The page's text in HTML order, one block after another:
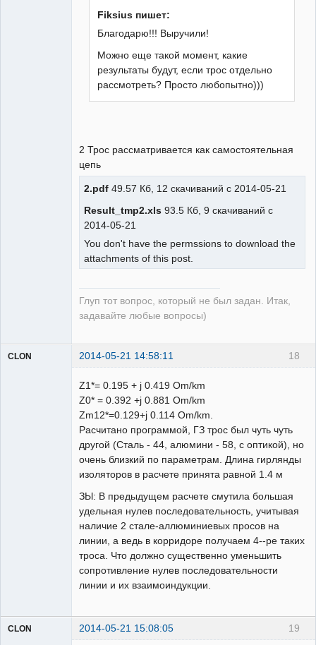
Fiksius пишет:
Благодарю!!! Выручили!
Можно еще такой момент, какие
результаты будут, если трос отдельно
рассмотреть? Просто любопытно)))
2 Трос рассматривается как самостоятельная
цепь
2.pdf 49.57 Кб, 12 скачиваний с 2014-05-21
Result_tmp2.xls 93.5 Кб, 9 скачиваний с
2014-05-21
You don't have the permssions to download the
attachments of this post.
Глуп тот вопрос, который не был задан. Итак,
задавайте любые вопросы)
18
CLON 2014-05-21 14:58:11
Z1*= 0.195 + j 0.419 Om/km
Z0* = 0.392 +j 0.881 Om/km
Zm12*=0.129+j 0.114 Om/km.
Расчитано программой, ГЗ трос был чуть чуть
другой (Сталь - 44, алюмини - 58, с оптикой), но
очень близкий по параметрам. Длина гирлянды
изоляторов в расчете принята равной 1.4 м
ЗЫ: В предыдущем расчете смутила большая
удельная нулев последовательность, учитывая
наличие 2 стале-аллюминиевых просов на
линии, а ведь в корридоре получаем 4--ре таких
троса. Что должно существенно уменьшить
сопротивление нулев последовательности
линии и их взаимоиндукции.
19
CLON 2014-05-21 15:08:05